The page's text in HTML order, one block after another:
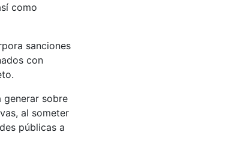
como
sanciones
con
generar sobre
al someter
públicas a